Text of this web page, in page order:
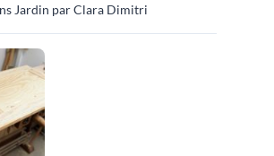
Jardin par Clara Dimitri